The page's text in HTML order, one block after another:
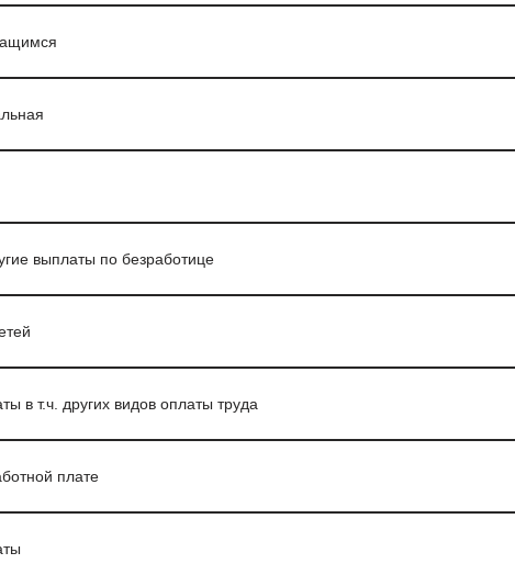
выплаты по безработице
в т.ч. других видов оплаты труда
плате